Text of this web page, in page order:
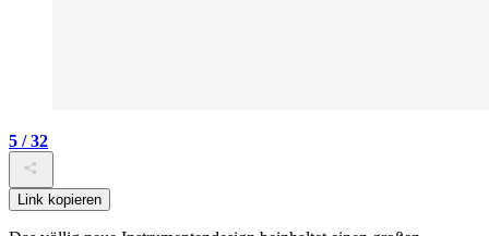
5 / 32
Link kopieren